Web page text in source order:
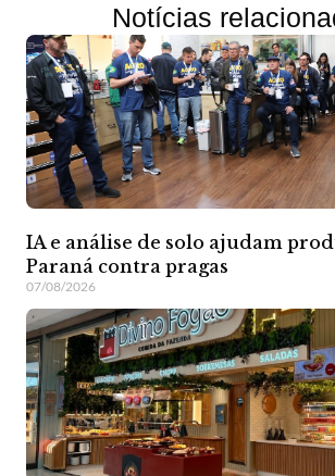
Notícias
IA e análise de solo ajudam
Paraná contra pragas
07/08/2026